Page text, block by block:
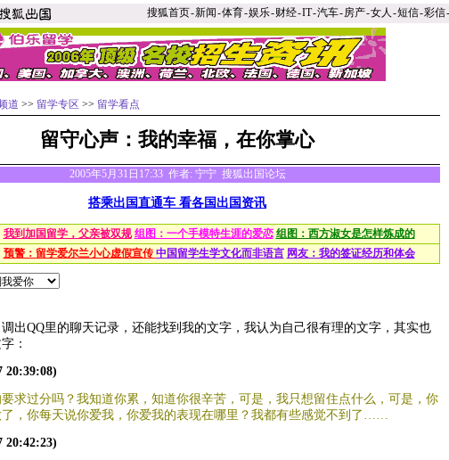
搜狐首页-新闻-体育-娱乐-财经-IT-汽车-房产-女人 -短信-彩信-
道 >> 留学专区 >> 留学看点
留守心声：我的幸福，在你掌心
2005年5月31日17:33 作者: 宁宁 搜狐出国论坛
搭乘出国直通车 看各国出国资讯
我到加国留学，父亲被双规 组图：一个手模特生涯的爱恋 组图：西方淑女是怎样炼成的
预警：留学爱尔兰小心虚假宣传 中国留学生学文化而非语言 网友：我的签证经历和体会
QQ里的聊天记录，还能找到我的文字，我认为自己很有理的文字，其实也
：
20:39:08)
求过分吗？我知道你累，知道你很辛苦，可是，我只想留住点什么，可是，你
，你每天说你爱我，你爱我的表现在哪里？我都有些感觉不到了……
20:42:23)